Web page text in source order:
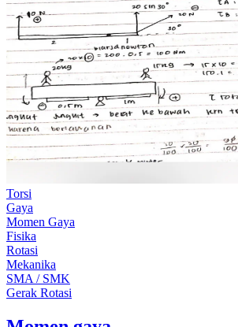
Torsi
Gaya
Momen Gaya
Fisika
Rotasi
Mekanika
SMA / SMK
Gerak Rotasi